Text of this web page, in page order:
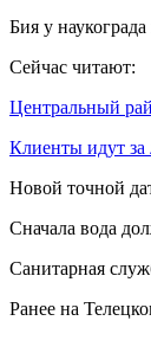
Бия у
Сейчас читают:
Центральный
Клиенты идут
Новой точной
Сначала вода
Санитарная
Ранее на